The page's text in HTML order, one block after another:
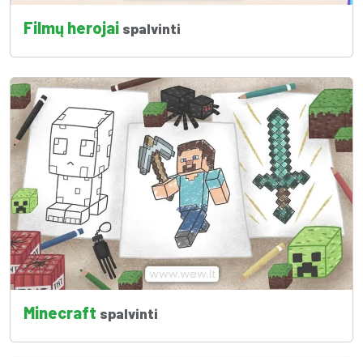
Filmų herojai spalvinti
Minecraft spalvinti